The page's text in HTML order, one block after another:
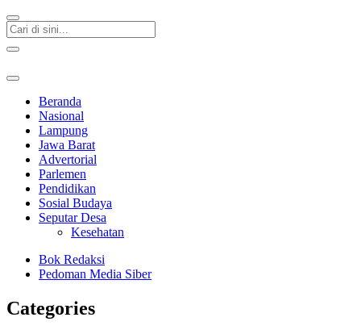
Beranda
Nasional
Lampung
Jawa Barat
Advertorial
Parlemen
Pendidikan
Sosial Budaya
Seputar Desa
Kesehatan
Bok Redaksi
Pedoman Media Siber
Categories